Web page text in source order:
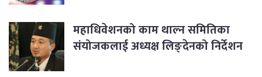
महाधिवेशनको काम थाल्न समितिका
संयोजकलाई अध्यक्ष लिङ्देनको निर्देशन